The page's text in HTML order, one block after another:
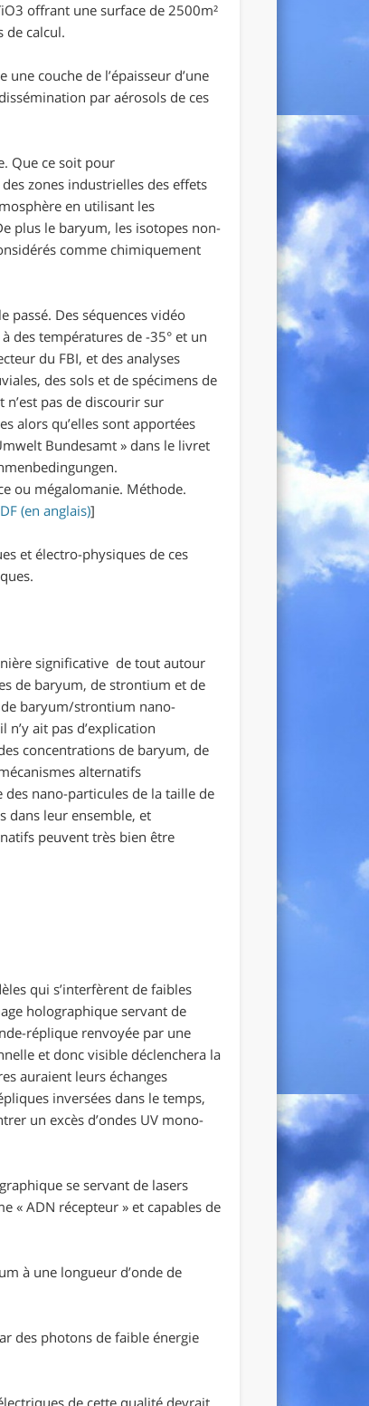
offrant une surface de 2500m²
de calcul.
couche de l’épaisseur d’une
par aérosols de ces
Que ce soit pour
zones industrielles des effets
en utilisant les
plus le baryum, les isotopes non-
comme chimiquement
passé. Des séquences vidéo
des températures de -35° et un
du FBI, et des analyses
des sols et de spécimens de
pas de discourir sur
alors qu’elles sont apportées
Bundesamt » dans le livret
ou mégalomanie. Méthode.
(en anglais)]
et électro-physiques de ces
significative de tout autour
de baryum, de strontium et de
baryum/strontium nano-
ait pas d’explication
concentrations de baryum, de
alternatifs
nano-particules de la taille de
dans leur ensemble, et
peuvent très bien être
qui s’interfèrent de faibles
holographique servant de
réplique renvoyée par une
et donc visible déclenchera la
auraient leurs échanges
inversées dans le temps,
un excès d’ondes UV mono-
se servant de lasers
« ADN récepteur » et capables de
à une longueur d’onde de
des photons de faible énergie